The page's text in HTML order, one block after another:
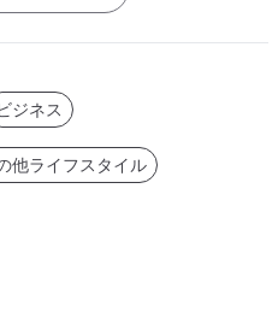
ジネス
他ライフスタイル